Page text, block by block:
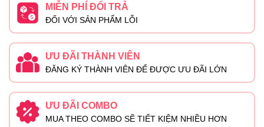
MIỄN PHÍ ĐỔI TRẢ
ĐỐI VỚI SẢN PHẨM LỖI
ƯU ĐÃI THÀNH VIÊN
ĐĂNG KÝ THÀNH VIÊN ĐỂ ĐƯỢC ƯU ĐÃI LỚN
ƯU ĐÃI COMBO
MUA THEO COMBO SẼ TIẾT KIỆM NHIỀU HƠN